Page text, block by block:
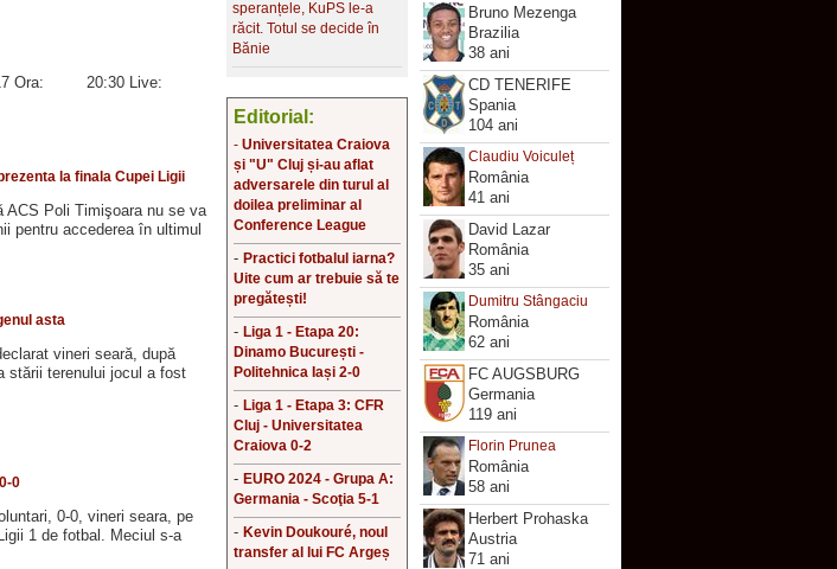
Ora: 20:30 Live:
la finala Cupei Ligii
ACS Poli Timişoara nu se va
pentru accederea în ultimul
asta
vineri seară, după
stării terenului jocul a fost
0
0-0, vineri seara, pe
1 de fotbal. Meciul s-a
speranțele, KuPS le-a
răcit. Totul se decide în
Bănie
Editorial:
- Universitatea Craiova
și "U" Cluj și-au aflat
adversarele din turul al
doilea preliminar al
Conference League
- Practici fotbalul iarna?
Uite cum ar trebuie să te
pregătești!
- Liga 1 - Etapa 20:
Dinamo București -
Politehnica Iași 2-0
- Liga 1 - Etapa 3: CFR
Cluj - Universitatea
Craiova 0-2
- EURO 2024 - Grupa A:
Germania - Scoţia 5-1
- Kevin Doukouré, noul
transfer al lui FC Argeș
Bruno Mezenga
Brazilia
38 ani
CD TENERIFE
Spania
104 ani
Claudiu Voiculeț
România
41 ani
David Lazar
România
35 ani
Dumitru Stângaciu
România
62 ani
FC AUGSBURG
Germania
119 ani
Florin Prunea
România
58 ani
Herbert Prohaska
Austria
71 ani